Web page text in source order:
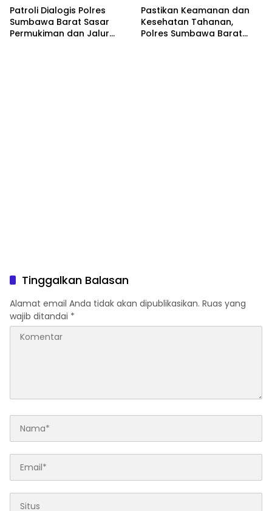
Patroli Dialogis Polres
Sumbawa Barat Sasar
Permukiman dan Jalur
Pastikan Keamanan dan
Kesehatan Tahanan,
Polres Sumbawa Barat
Tinggalkan Balasan
Alamat email Anda tidak akan dipublikasikan. Ruas yang
wajib ditandai *